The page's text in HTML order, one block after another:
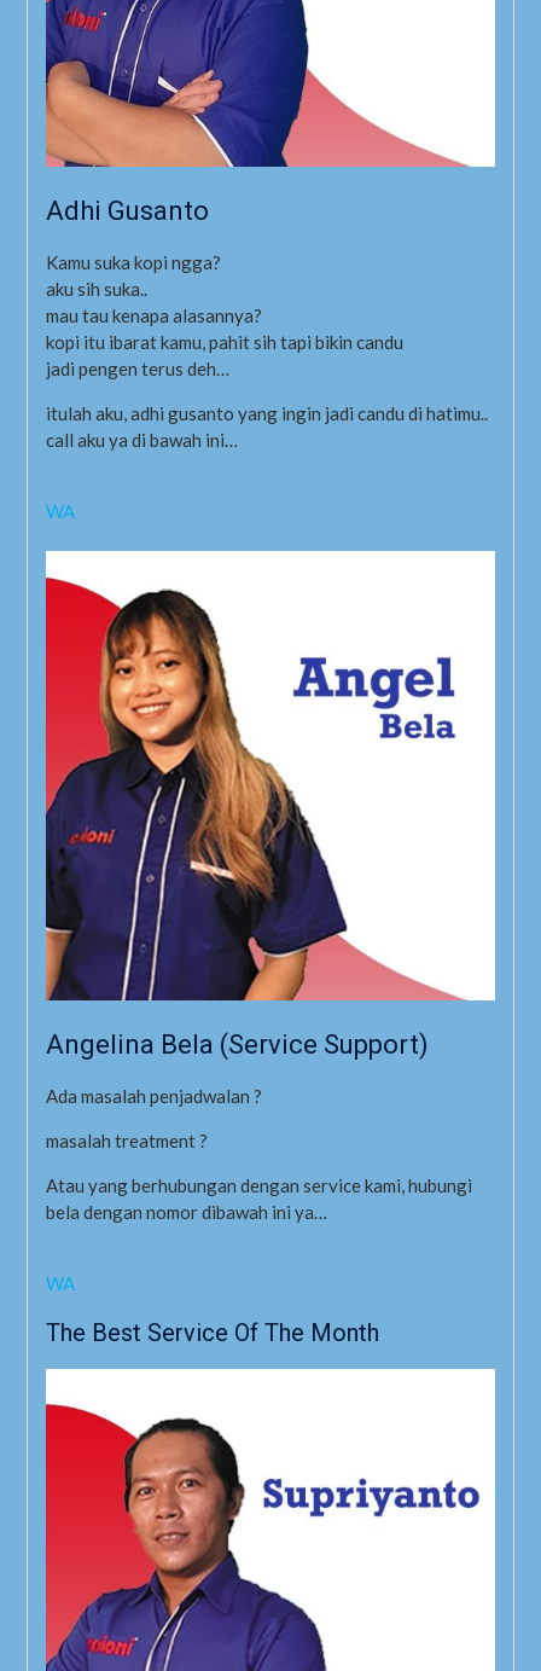
Adhi Gusanto
Kamu suka kopi ngga?
aku sih suka..
mau tau kenapa alasannya?
kopi itu ibarat kamu, pahit sih tapi bikin candu
jadi pengen terus deh…
itulah aku, adhi gusanto yang ingin jadi candu di hatimu..
call aku ya di bawah ini…
WA
Angelina Bela (Service Support)
Ada masalah penjadwalan ?
masalah treatment ?
Atau yang berhubungan dengan service kami, hubungi
bela dengan nomor dibawah ini ya…
WA
The Best Service Of The Month